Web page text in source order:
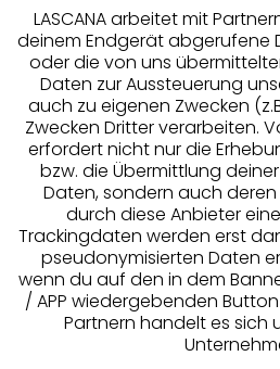
Services
Beratung
Über uns
Rechtliches
LASCANA arbeitet mit
deinem Endgerät abgerufene
oder die von uns
Daten zur Aussteuerung
auch zu eigenen Zwecken
Zwecken Dritter verarbeiten.
erfordert nicht nur die
bzw. die Übermittlung
Daten, sondern auch
durch diese Anbieter
Trackingdaten werden erst
pseudonymisierten Daten
wenn du auf den in dem
/ APP wiedergebenden Button
Partnern handelt es sich